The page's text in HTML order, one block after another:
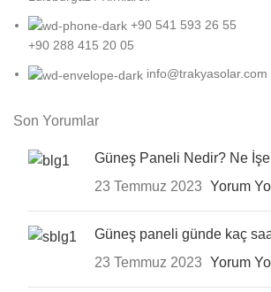
+90 541 593 26 55
+90 288 415 20 05
info@trakyasolar.com
Son Yorumlar
Güneş Paneli Nedir? Ne
23 Temmuz 2023 Yorum
Güneş paneli günde kaç
23 Temmuz 2023 Yorum